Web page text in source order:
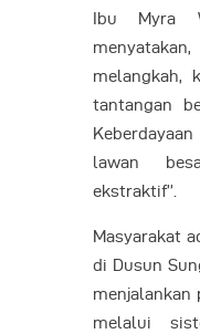
Ibu Myra
melangkah,
tantangan
lawan
ekstraktif’’.
Masyarakat
di Dusun
melalui